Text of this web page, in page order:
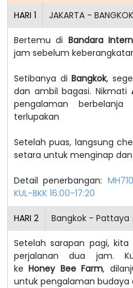
HARI 1 JAKARTA - BANGKOK
Bertemu di Bandara
jam sebelum
Setibanya di Bangkok,
dan ambil bagasi. Nikmati
pengalaman
terlupakan
Setelah puas, langsung
setara untuk menginap
Detail penerbangan:
KUL-BKK 16:00-17:20
HARI 2 Bangkok - Pattaya
Setelah sarapan pagi, kita
perjalanan dua jam.
keHoney Bee Farm,
untuk pengalaman budaya